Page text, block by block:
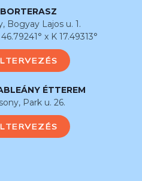
Bogyay Lajos u. 1.
x K 17.49313°
ÉTTEREM
Park u. 26.